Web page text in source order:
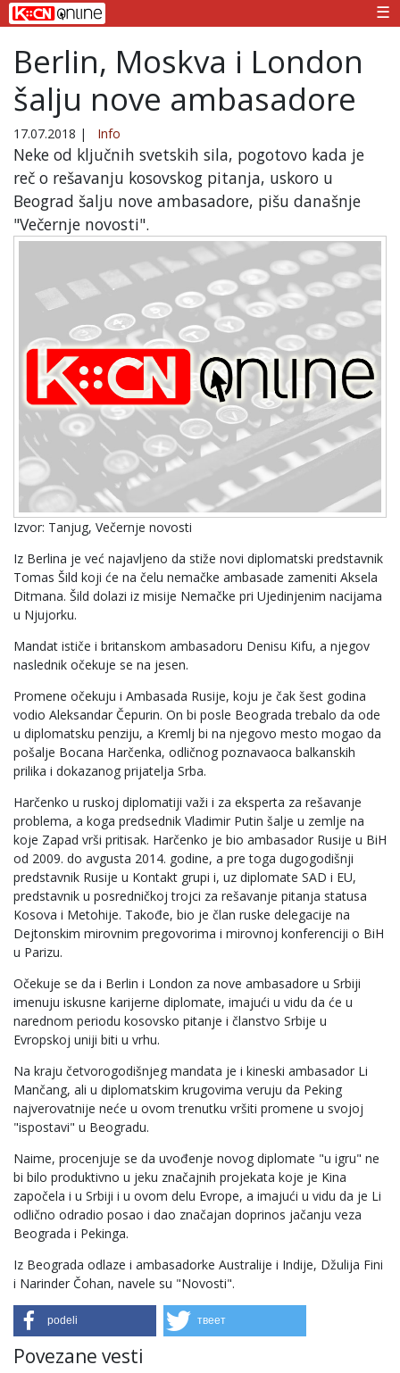
☰
Berlin, Moskva i London
šalju nove ambasadore
17.07.2018 | Info
Neke od ključnih svetskih sila, pogotovo kada je
reč o rešavanju kosovskog pitanja, uskoro u
Beograd šalju nove ambasadore, pišu današnje
"Večernje novosti".
Izvor: Tanjug, Večernje novosti
Iz Berlina je već najavljeno da stiže novi diplomatski predstavnik
Tomas Šild koji će na čelu nemačke ambasade zameniti Aksela
Ditmana. Šild dolazi iz misije Nemačke pri Ujedinjenim nacijama
u Njujorku.
Mandat ističe i britanskom ambasadoru Denisu Kifu, a njegov
naslednik očekuje se na jesen.
Promene očekuju i Ambasada Rusije, koju je čak šest godina
vodio Aleksandar Čepurin. On bi posle Beograda trebalo da ode
u diplomatsku penziju, a Kremlj bi na njegovo mesto mogao da
pošalje Bocana Harčenka, odličnog poznavaoca balkanskih
prilika i dokazanog prijatelja Srba.
Harčenko u ruskoj diplomatiji važi i za eksperta za rešavanje
problema, a koga predsednik Vladimir Putin šalje u zemlje na
koje Zapad vrši pritisak. Harčenko je bio ambasador Rusije u BiH
od 2009. do avgusta 2014. godine, a pre toga dugogodišnji
predstavnik Rusije u Kontakt grupi i, uz diplomate SAD i EU,
predstavnik u posredničkoj trojci za rešavanje pitanja statusa
Kosova i Metohije. Takođe, bio je član ruske delegacije na
Dejtonskim mirovnim pregovorima i mirovnoj konferenciji o BiH
u Parizu.
Očekuje se da i Berlin i London za nove ambasadore u Srbiji
imenuju iskusne karijerne diplomate, imajući u vidu da će u
narednom periodu kosovsko pitanje i članstvo Srbije u
Evropskoj uniji biti u vrhu.
Na kraju četvorogodišnjeg mandata je i kineski ambasador Li
Mančang, ali u diplomatskim krugovima veruju da Peking
najverovatnije neće u ovom trenutku vršiti promene u svojoj
"ispostavi" u Beogradu.
Naime, procenjuje se da uvođenje novog diplomate "u igru" ne
bi bilo produktivno u jeku značajnih projekata koje je Kina
započela i u Srbiji i u ovom delu Evrope, a imajući u vidu da je Li
odlično odradio posao i dao značajan doprinos jačanju veza
Beograda i Pekinga.
Iz Beograda odlaze i ambasadorke Australije i Indije, Džulija Fini
i Narinder Čohan, navele su "Novosti".
podeli твеет
Povezane vesti